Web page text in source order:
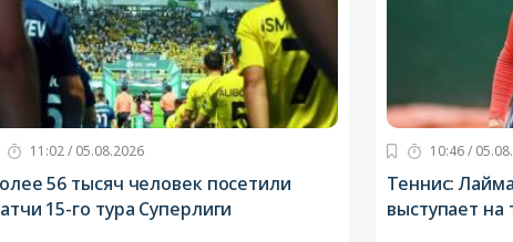
11:02 / 05.08.2026
56 тысяч человек посетили
15-го тура Суперлиги
10:46 /
Теннис:
выступает на